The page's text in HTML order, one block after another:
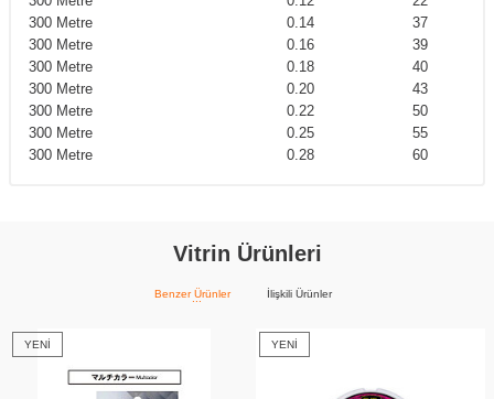
300 Metre
0.14
37
300 Metre
0.16
39
300 Metre
0.18
40
300 Metre
0.20
43
300 Metre
0.22
50
300 Metre
0.25
55
300 Metre
0.28 60
Vitrin Ürünleri
Benzer Ürünler İlişkili Ürünler
YENI YENI